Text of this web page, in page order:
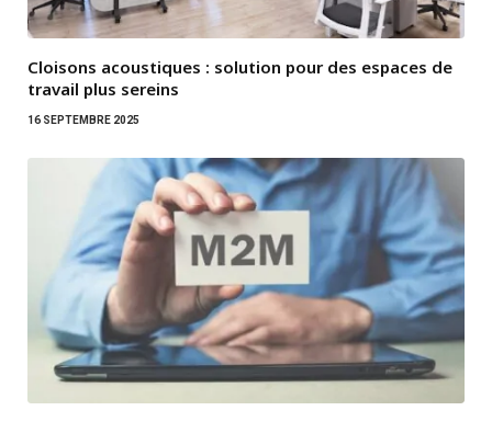
Cloisons acoustiques : solution pour des espaces de
travail plus sereins
16 SEPTEMBRE 2025